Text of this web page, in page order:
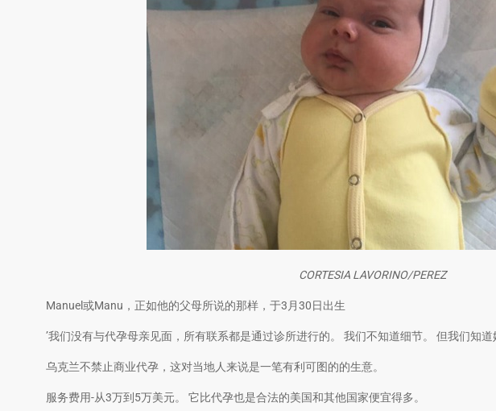
CORTESIA LAVORINO/PEREZ
Manuel或Manu，正如他的父母所说的那样，于3月30日出生
’我们没有与代孕母亲见面，所有联系都是通过诊所进行的。 我们不知道细节。 但我们知道
乌克兰不禁止商业代孕，这对当地人来说是一笔有利可图的的生意。
服务费用-从3万到5万美元。 它比代孕也是合法的美国和其他国家便宜得多。